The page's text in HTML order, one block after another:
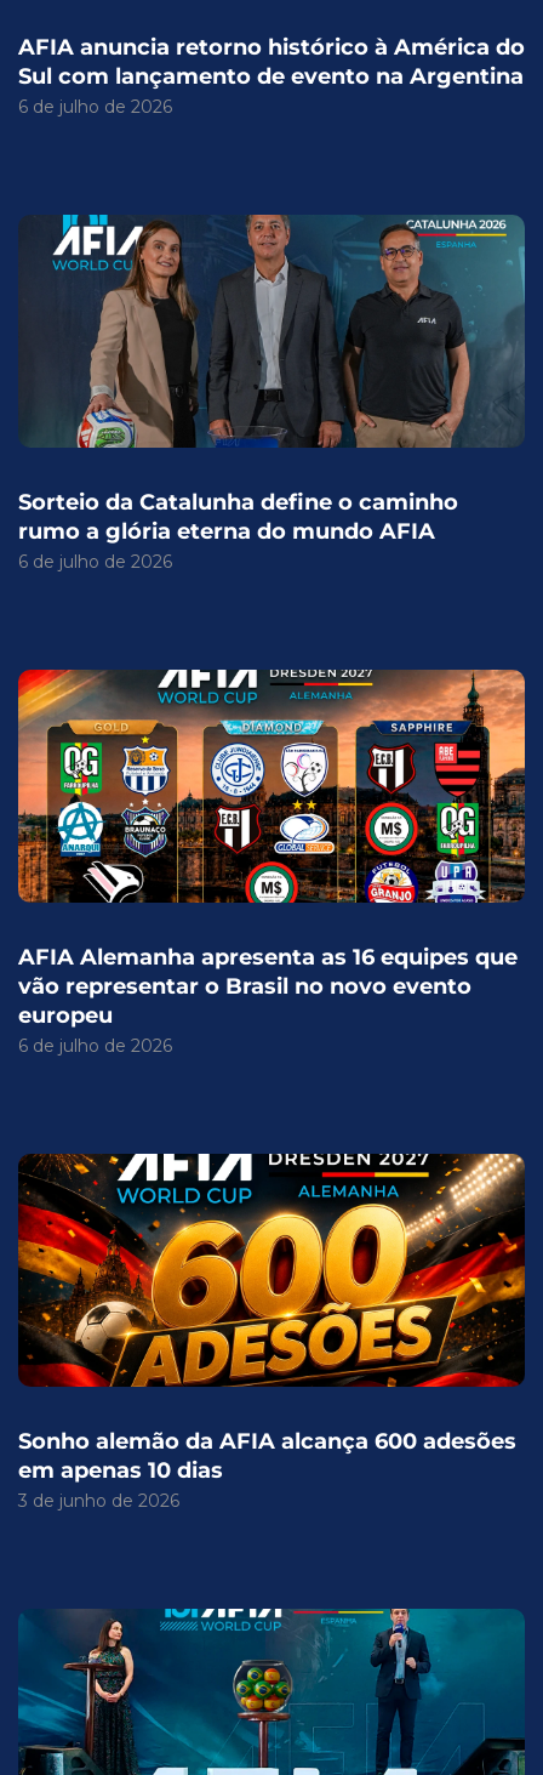
AFIA anuncia retorno histórico à América do
Sul com lançamento de evento na Argentina
6 de julho de 2026
Sorteio da Catalunha define o caminho
rumo a glória eterna do mundo AFIA
6 de julho de 2026
AFIA Alemanha apresenta as 16 equipes que
vão representar o Brasil no novo evento
europeu
6 de julho de 2026
Sonho alemão da AFIA alcança 600 adesões
em apenas 10 dias
3 de junho de 2026